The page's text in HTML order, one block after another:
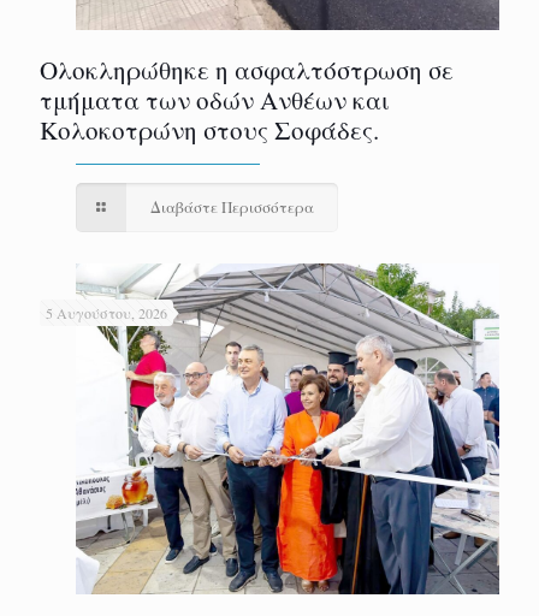
Ολοκληρώθηκε η ασφαλτόστρωση σε
τμήματα των οδών Ανθέων και
Κολοκοτρώνη στους Σοφάδες.
Διαβάστε Περισσότερα
5 Αυγούστου, 2026